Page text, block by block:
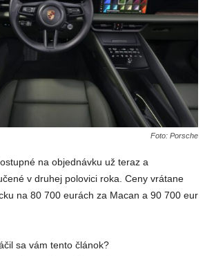
Foto: Porsche
na objednávku už teraz a
v druhej polovici roka. Ceny vrátane
na 80 700 eurách za Macan a 90 700 eur
sa vám tento článok?